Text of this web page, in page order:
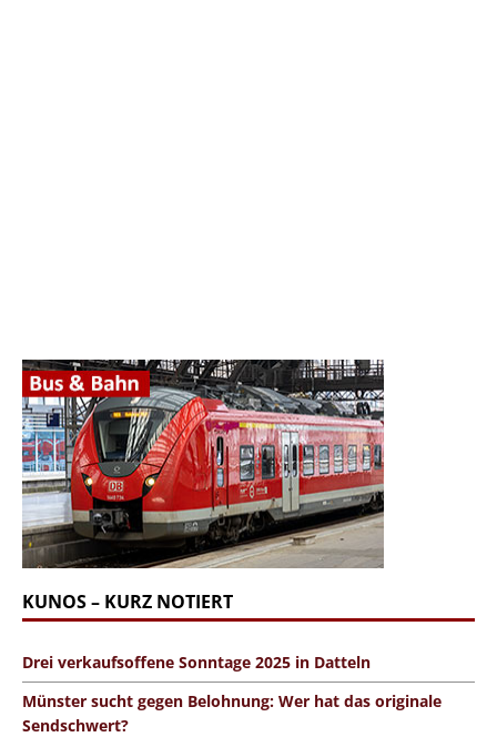
KUNOS – KURZ NOTIERT
Drei verkaufsoffene Sonntage 2025 in Datteln
Münster sucht gegen Belohnung: Wer hat das originale
Sendschwert?